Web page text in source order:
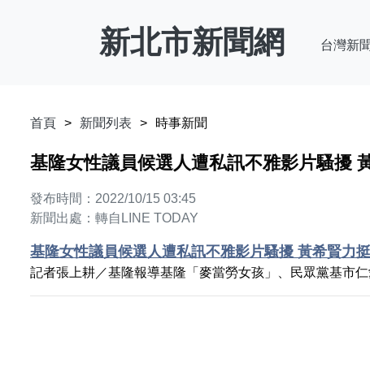
新北市新聞網 台灣新
首頁 新聞列表 時事新聞
基隆女性議員候選人遭私訊不雅影片騷擾
發布時間：2022/10/15 03:45
新聞出處：轉自LINE TODAY
基隆女性議員候選人遭私訊不雅影片騷擾 黃希賢力
記者張上耕／基隆報導基隆「麥當勞女孩」、民眾黨基市